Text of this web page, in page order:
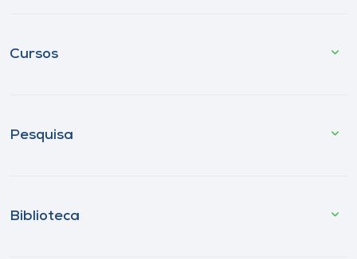
Cursos
Pesquisa
Biblioteca